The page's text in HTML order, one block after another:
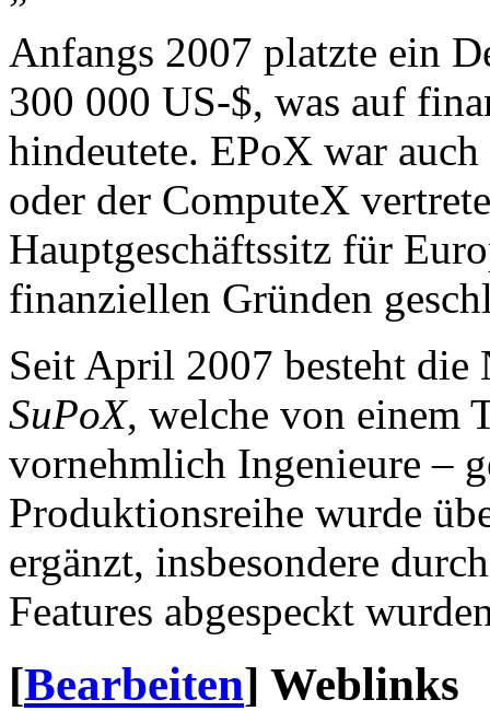
Anfangs 2007 platzte ein
300 000 US-$, was auf
hindeutete. EPoX war
oder der ComputeX
Hauptgeschäftssitz für
finanziellen Gründen
Seit April 2007 besteht
SuPoX, welche von einem
vornehmlich Ingenieure –
Produktionsreihe wurde
ergänzt, insbesondere
Features abgespeckt
[Bearbeiten] Weblinks